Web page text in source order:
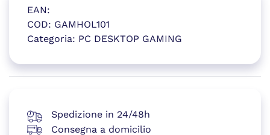
EAN:
COD: GAMHOL101
Categoria: PC DESKTOP GAMING
(si apre in una nuova
Spedizione in 24/48h
Consegna a domicilio